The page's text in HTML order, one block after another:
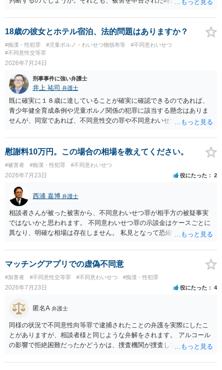
の（不起訴事案）を含めて数件経験していますが、いずれも警察の対
応は前者です。 特に近年は、いわゆる異性間のトラブルから報復的
に不同意性交・不同意わいせつの罪の被害届が出される事案が頻発し
ており、警察も闇雲な逮捕をしないよう慎重になっているため、まず
は前後のＬＩＮＥやInstagram等の履歴をすべて統括的に縦覧して、
動くようになっていると感じます。
18歳の彼女とホテル宿泊、法的問題はありますか？
#痴漢・性犯罪 #児童ポルノ・わいせつ物頒布等
#不同意わいせつ
#不同意性交等罪
2026年7月24日
刑事事件に強い弁護士
井上 祐司 弁護士
既に確実に１８歳に達していることが確実に確認できるのであれば、
青少年健全育成条例や児童ポルノ関係の犯罪に該当する懸念はありま
せんが、同室であれば、不同意性交の罪や不同意わいせつの罪の問題
えます。 すでに成人している以上、ホテル側が訝しく思って連絡をす
る可能性というのはほとんどないと考えます。
慰謝料10万円。この場合の相場を教えてください。
#被害者 #痴漢・性犯罪 #不同意わいせつ
2026年7月23日 役にたった 2
西浦 嘉博 弁護士
相談者さんが被った被害から、不同意わいせつ罪が相手方の被疑事実
ではないかと思われます。 不同意わいせつ罪の示談金はケースごとに
異なり、明確な相場は存在しません。 私見となって恐縮ですが、一般
方、相手方に資力がなければ、相場通りの請求は困難であることに留
意ください。 より詳細について、お聞きになりたい場合、最寄りの法
マッチングアプリでの虚偽不同意
#加害者 #不同意性交等罪 #不同意わいせつ #痴漢・性犯罪
2026年7月23日 役にたった 4
匿名A 弁護士
同様の状況で不同意性向等罪で逮捕されたことの弁護を実際にしたこ
とがありますが、相談者様と同じような弁解をされます。 アルコール
の影響で拒絶困難だったかどうかは、捜査機関が捜査して判断するこ
分かりません。 また、拒絶困難であったとしても、それについて相談